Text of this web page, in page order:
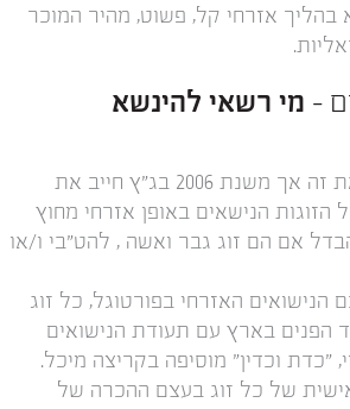
אזרחי קל, פשוט, מהיר המוכר
– מי רשאי להינשא
לא כולם יודעים את זה אך משנת 2006 בג"ץ חייב את
הזוגות הנישאים באופן אזרחי מחוץ
אם הם זוג גבר ואשה , להט"בי ו/או
האזרחי בפורטוגל, כל זוג
הפנים בארץ עם תעודת הנישואים
"כדת וכדין" מוסיפה בקריצה מיכל.
של כל זוג בעצם ההכרה של